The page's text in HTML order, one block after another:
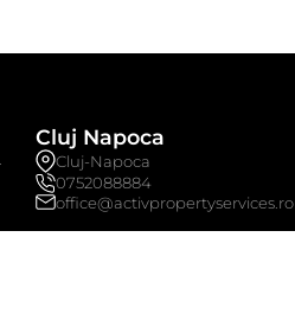
Cluj Napoca
Cluj-Napoca
0752088884
office@activpropertyservices.ro